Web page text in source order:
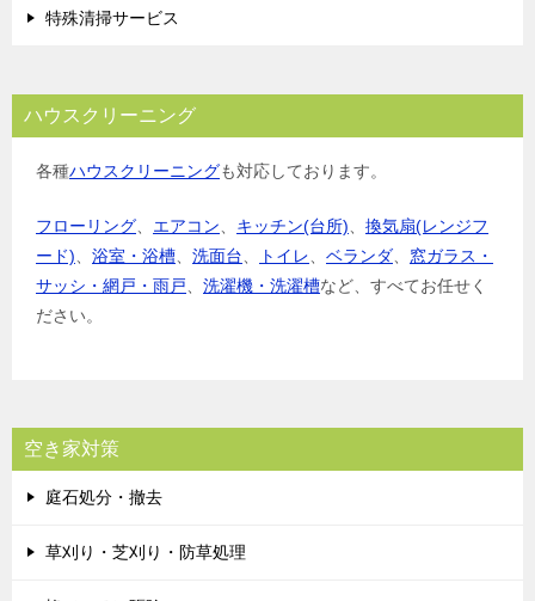
特殊清掃サービス
ハウスクリーニング
各種ハウスクリーニングも対応しております。
フローリング エアコン キッチン(台所)
換気扇(レンジフ
ード)
浴室・浴槽 洗面台 トイレ ベランダ
窓ガラス・
サッシ・網戸・雨戸
洗濯機・洗濯槽など、すべてお任せく
ださい。
空き家対策
庭石処分・撤去
草刈り・芝刈り・防草処理